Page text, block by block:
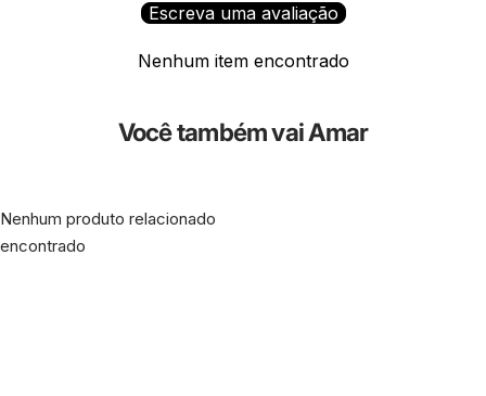
Escreva uma avaliação
Nenhum item encontrado
Você também vai Amar
Nenhum produto relacionado
encontrado